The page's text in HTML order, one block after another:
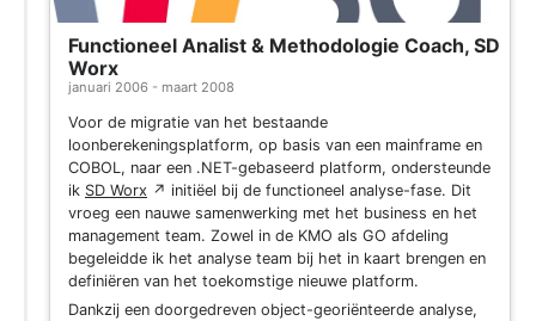
Functioneel Analist & Methodologie Coach, SD
Worx
januari 2006 - maart 2008
Voor de migratie van het bestaande
loonberekeningsplatform, op basis van een mainframe en
COBOL, naar een .NET-gebaseerd platform, ondersteunde
ik SD Worx ↗ initiëel bij de functioneel analyse-fase. Dit
vroeg een nauwe samenwerking met het business en het
management team. Zowel in de KMO als GO afdeling
begeleidde ik het analyse team bij het in kaart brengen en
definiëren van het toekomstige nieuwe platform.
Dankzij een doorgedreven object-georiënteerde analyse,